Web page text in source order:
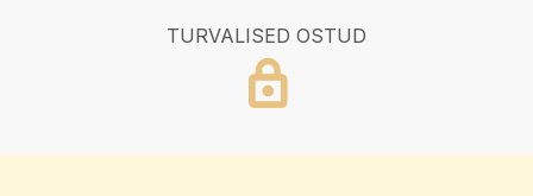
TURVALISED OSTUD